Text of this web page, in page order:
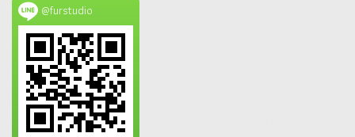
@furstudio